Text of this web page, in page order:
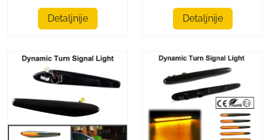
Detaljnije Detaljnije